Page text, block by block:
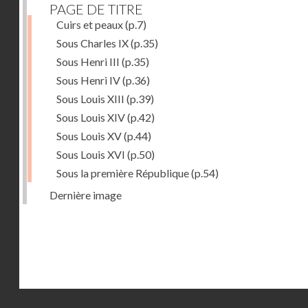
PAGE DE TITRE
Cuirs et peaux(p.7)
Sous Charles IX(p.35)
Sous Henri III (p.35)
Sous Henri IV(p.36)
Sous Louis XIII (p.39)
Sous Louis XIV(p.42)
Sous Louis XV(p.44)
Sous Louis XVI (p.50)
Sous la première République(p.54)
Dernière image